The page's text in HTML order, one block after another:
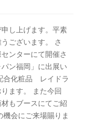
し上げます。平素
ございます。 さ
ンターにて開催さ
ン福岡」に出展い
合化粧品 レイドラ
ます。 また今回
もブースにてご紹
会にご来場賜りま